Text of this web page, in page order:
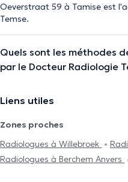
Oeverstraat 59 à Tamise est
Temse.
Quels sont les méthodes
par le Docteur Radiologie
Liens utiles
Zones proches
Radiologues à Willebroek
Radiologues à Berchem Anvers